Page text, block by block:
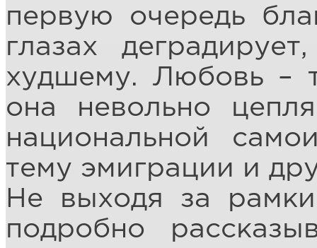
первую очередь
глазах
худшему. Любовь –
она невольно
национальной
тему эмиграции и
Не выходя за
подробно